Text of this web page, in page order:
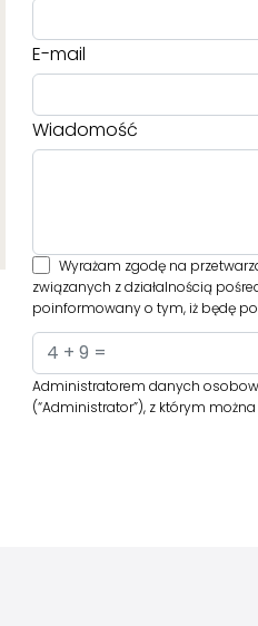
E-mail
Wiadomość
Wyrażam zgodę na
związanych z działalnością
poinformowany o tym, iż będę
Administratorem danych
(“Administrator”), z którym